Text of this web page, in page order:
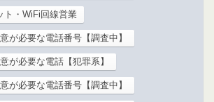
ト・WiFi回線営業
が必要な電話番号【調査中】
が必要な電話【犯罪系】
が必要な電話番号【調査中】